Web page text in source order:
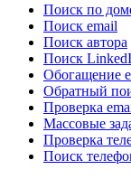
Поиск по
Поиск email
Поиск автора
Поиск
Обогащение
Обратный
Проверка
Массовые
Проверка
Поиск